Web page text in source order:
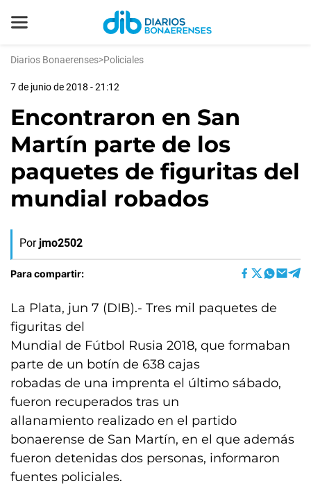
Diarios Bonaerenses>Policiales
7 de junio de 2018 - 21:12
Encontraron en San
Martín parte de los
paquetes de figuritas del
mundial robados
Por jmo2502
Para compartir:
La Plata, jun 7 (DIB).- Tres mil paquetes de
figuritas del
Mundial de Fútbol Rusia 2018, que formaban
parte de un botín de 638 cajas
robadas de una imprenta el último sábado,
fueron recuperados tras un
allanamiento realizado en el partido
bonaerense de San Martín, en el que además
fueron detenidas dos personas, informaron
fuentes policiales.